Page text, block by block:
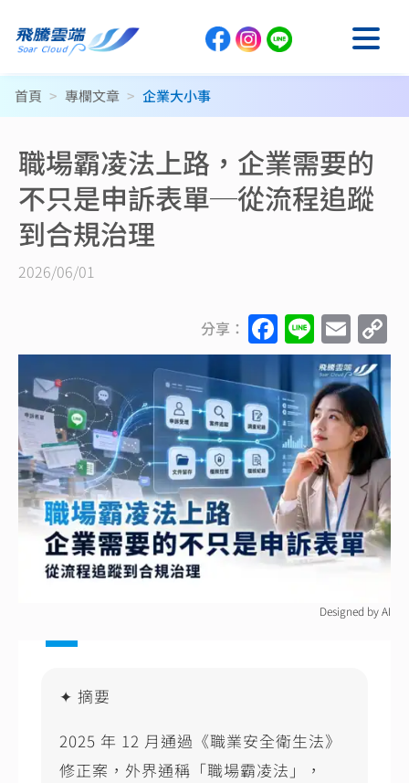
首頁 > 專欄文章 > 企業大小事
職場霸凌法上路，企業需要的
不只是申訴表單─從流程追蹤
到合規治理
2026/06/01
分享： F
a
c
e
b
o
o
k
Li
n
e
E
m
ai
l
o
p
y
n
k
Designed by AI
✦ 摘要
2025 年 12 月通過《職業安全衛生法》
修正案，外界通稱「職場霸凌法」，